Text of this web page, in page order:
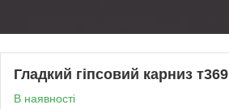
Гладкий гіпсовий карниз т369
В наявності